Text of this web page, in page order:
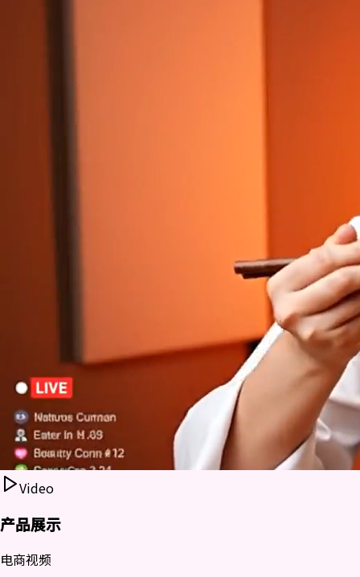
Video
产品展示
电商视频